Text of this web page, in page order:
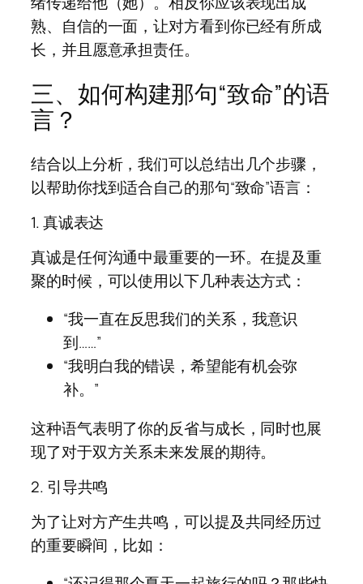
熟、自信的一面，让对方看到你已经有所成
长，并且愿意承担责任。
三、如何构建那句“致命”的语
言？
结合以上分析，我们可以总结出几个步骤，
以帮助你找到适合自己的那句“致命”语言：
1. 真诚表达
真诚是任何沟通中最重要的一环。在提及重
聚的时候，可以使用以下几种表达方式：
“我一直在反思我们的关系，我意识
到……”
“我明白我的错误，希望能有机会弥
补。”
这种语气表明了你的反省与成长，同时也展
现了对于双方关系未来发展的期待。
2. 引导共鸣
为了让对方产生共鸣，可以提及共同经历过
的重要瞬间，比如：